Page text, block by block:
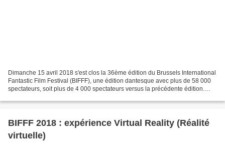
Dimanche 15 avril 2018 s'est clos la 36ème édition du Brussels International
Fantastic Film Festival (BIFFF), une édition dantesque avec plus de 58 000
spectateurs, soit plus de 4 000 spectateurs versus la précédente édition.
BIFFF 2018 : expérience Virtual Reality (Réalité
virtuelle)